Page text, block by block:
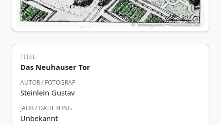
TITEL
Das Neuhauser Tor
AUTOR / FOTOGRAF
Steinlein Gustav
JAHR / DATIERUNG
Unbekannt